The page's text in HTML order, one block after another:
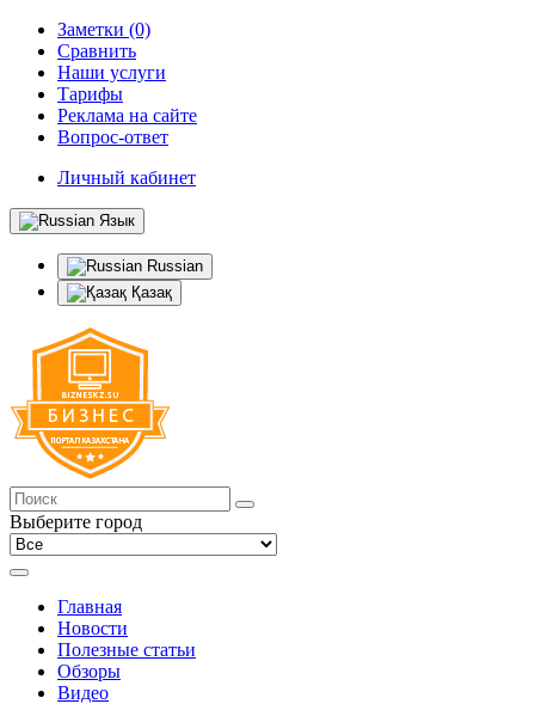
Заметки (0)
Сравнить
Наши услуги
Тарифы
Реклама на сайте
Вопрос-ответ
Личный кабинет
Язык
Russian
Қазақ
Выберите город
Главная
Новости
Полезные статьи
Обзоры
Видео